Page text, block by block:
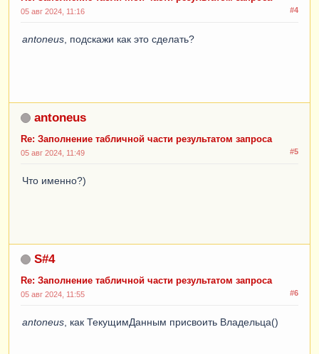
КонецПроцедуры
// ЗаполнитьТаблицуЦенФормы() #4
05 авг 2024, 11:16
antoneus , подскажи как это сделать?
antoneus
Re: Заполнение табличной части результатом запроса
#5
05 авг 2024, 11:49
Что именно?)
S#4
Re: Заполнение табличной части результатом запроса
#6
05 авг 2024, 11:55
antoneus , как ТекущимДанным присвоить Владельца()